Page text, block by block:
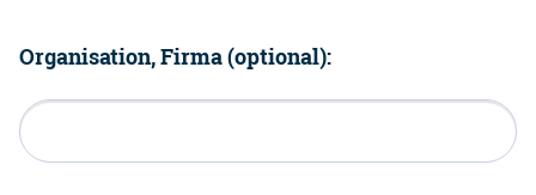
Organisation, Firma (optional):